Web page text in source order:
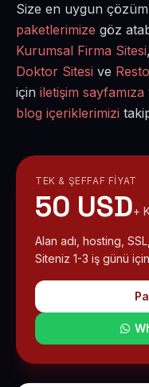
Size en uygun
paketlerimize göz
Kurumsal Firma Sitesi,
Doktor Sitesi ve
için iletişim sayfamıza
blog içeriklerimizi
TEK & ŞEFFAF FIYAT
50 USD+
Alan adı, hosting,
Siteniz 1-3 iş günü